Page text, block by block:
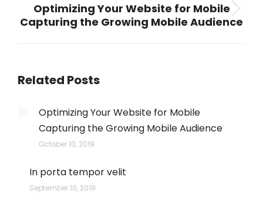
Next
post:
Optimizing Your Website for Mobile
Capturing the Growing Mobile Audience
Related Posts
Optimizing Your Website for Mobile
Capturing the Growing Mobile Audience
October 10, 2019
In porta tempor velit
September 10, 2019